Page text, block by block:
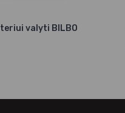
valyti BILBO